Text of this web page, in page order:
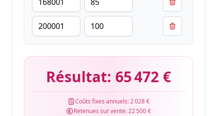
Résultat: 65 472 €
Coûts fixes annuels:2 028 €
Retenues sur vente:22 500 €